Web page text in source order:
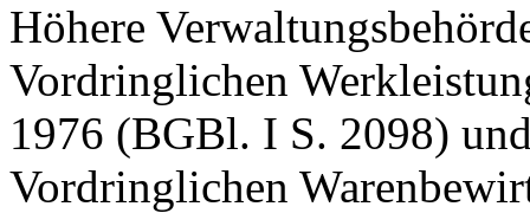
Höhere
Vordringlichen
1976 (BGBl. I S. 2098)
Vordringlichen